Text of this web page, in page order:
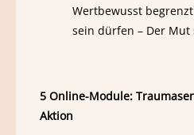
Wertbewusst
sein dürfen – Der Mut
5 Online-Module:
Aktion